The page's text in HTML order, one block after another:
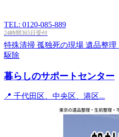
TEL: 0120-085-889
24時間365日受付
特殊清掃 孤独死の現場 遺品整理
駆除
暮らしのサポートセンター
📍 千代田区、中央区、港区...